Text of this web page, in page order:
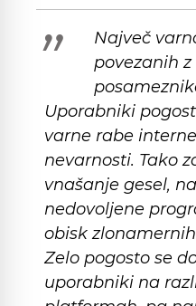
Največ
povezanih
Uporabniki
varne rabe
nevarnosti. Tako
vnašanje gesel,
nedovoljene
obisk
Zelo pogosto se
uporabniki na